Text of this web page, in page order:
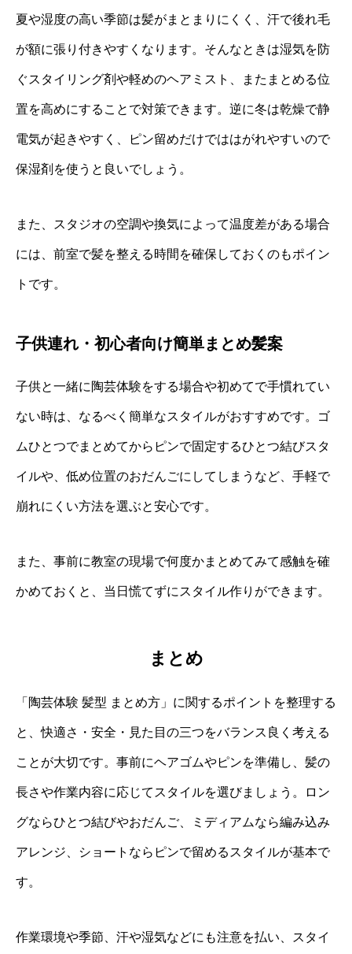
夏や湿度の高い季節は髪がまとまりにくく、汗で後れ毛
が額に張り付きやすくなります。そんなときは湿気を防
ぐスタイリング剤や軽めのヘアミスト、またまとめる位
置を高めにすることで対策できます。逆に冬は乾燥で静
電気が起きやすく、ピン留めだけでははがれやすいので
保湿剤を使うと良いでしょう。
また、スタジオの空調や換気によって温度差がある場合
には、前室で髪を整える時間を確保しておくのもポイン
トです。
子供連れ・初心者向け簡単まとめ髪案
子供と一緒に陶芸体験をする場合や初めてで手慣れてい
ない時は、なるべく簡単なスタイルがおすすめです。ゴ
ムひとつでまとめてからピンで固定するひとつ結びスタ
イルや、低め位置のおだんごにしてしまうなど、手軽で
崩れにくい方法を選ぶと安心です。
また、事前に教室の現場で何度かまとめてみて感触を確
かめておくと、当日慌てずにスタイル作りができます。
まとめ
「陶芸体験 髪型 まとめ方」に関するポイントを整理する
と、快適さ・安全・見た目の三つをバランス良く考える
ことが大切です。事前にヘアゴムやピンを準備し、髪の
長さや作業内容に応じてスタイルを選びましょう。ロン
グならひとつ結びやおだんご、ミディアムなら編み込み
アレンジ、ショートならピンで留めるスタイルが基本で
す。
作業環境や季節、汗や湿気などにも注意を払い、スタイ